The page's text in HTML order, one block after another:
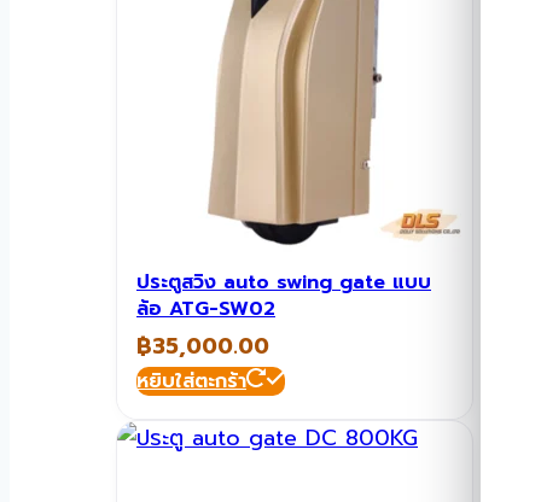
ประตูสวิง auto swing gate แบบ
ล้อ ATG-SW02
฿35,000.00
หยิบใส่ตะกร้า